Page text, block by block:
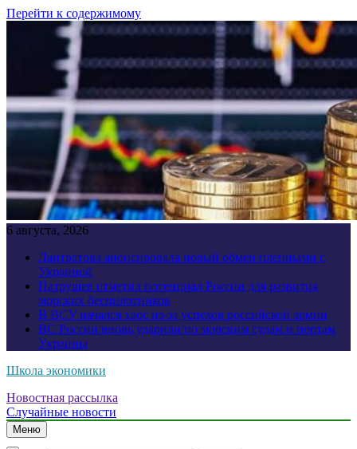
Перейти к содержимому
6 августа, 2026
Лантратова анонсировала новый обмен пленными с
Украиной
Патрушев отметил потенциал России для развития
морских беспилотников
В ВСУ начался хаос из-за успехов российской армии
ВС России вновь ударили по морским судам и портам
Украины
Школа экономики
Новостная рассылка
Случайные новости
Меню